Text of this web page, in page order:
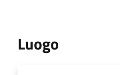
Luogo